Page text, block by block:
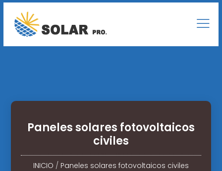
Paneles solares fotovoltaicos
civiles
INICIO / Paneles solares fotovoltaicos civiles